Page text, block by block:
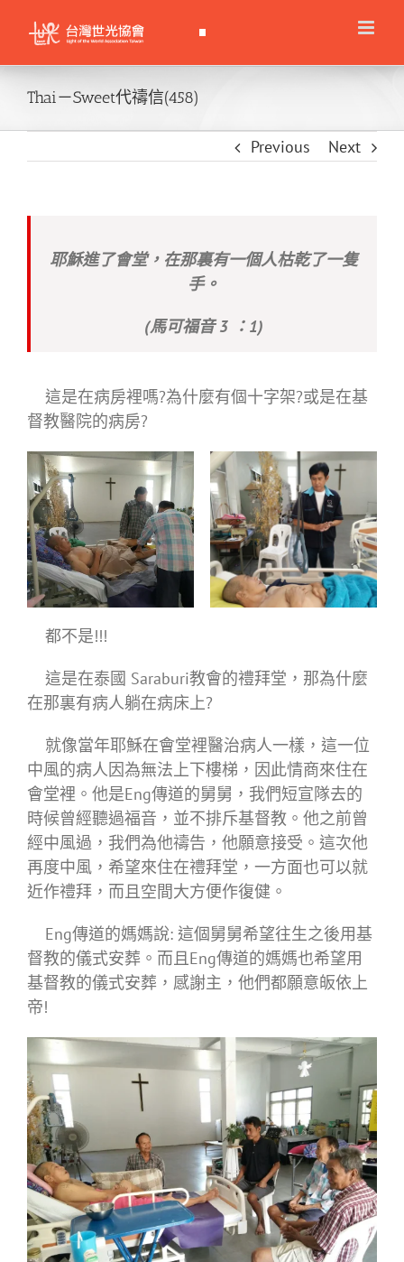
content
Thai－Sweet代禱信(458)
Previous Next
耶穌進了會堂，在那裏有一個人枯乾了一隻
手。
(馬可福音 3 ：1)
這是在病房裡嗎?為什麼有個十字架?或是在基
督教醫院的病房?
都不是!!!
這是在泰國 Saraburi教會的禮拜堂，那為什麼
在那裏有病人躺在病床上?
就像當年耶穌在會堂裡醫治病人一樣，這一位
中風的病人因為無法上下樓梯，因此情商來住在
會堂裡。他是Eng傳道的舅舅，我們短宣隊去的
時候曾經聽過福音，並不排斥基督教。他之前曾
經中風過，我們為他禱告，他願意接受。這次他
再度中風，希望來住在禮拜堂，一方面也可以就
近作禮拜，而且空間大方便作復健。
Eng傳道的媽媽說: 這個舅舅希望往生之後用基
督教的儀式安葬。而且Eng傳道的媽媽也希望用
基督教的儀式安葬，感謝主，他們都願意皈依上
帝!